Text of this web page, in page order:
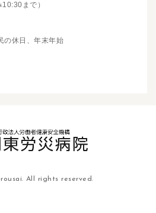
まで）
の休日、年末年始
All rights reserved.